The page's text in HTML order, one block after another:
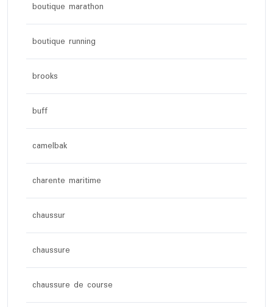
boutique marathon
boutique running
brooks
buff
camelbak
charente maritime
chaussur
chaussure
chaussure de course